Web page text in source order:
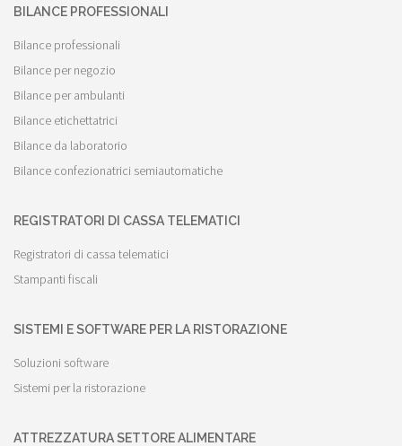
BILANCE PROFESSIONALI
Bilance professionali
Bilance per negozio
Bilance per ambulanti
Bilance etichettatrici
Bilance da laboratorio
Bilance confezionatrici semiautomatiche
REGISTRATORI DI CASSA TELEMATICI
Registratori di cassa telematici
Stampanti fiscali
SISTEMI E SOFTWARE PER LA RISTORAZIONE
Soluzioni software
Sistemi per la ristorazione
ATTREZZATURA SETTORE ALIMENTARE